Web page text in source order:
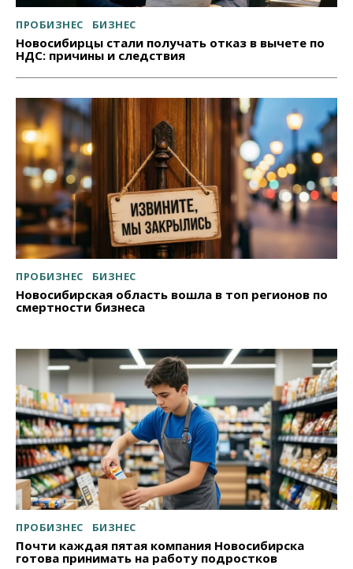
ПРОБИЗНЕС БИЗНЕС
Новосибирцы стали получать отказ в вычете по
НДС: причины и следствия
ПРОБИЗНЕС БИЗНЕС
Новосибирская область вошла в топ регионов по
смертности бизнеса
ПРОБИЗНЕС БИЗНЕС
Почти каждая пятая компания Новосибирска
готова принимать на работу подростков